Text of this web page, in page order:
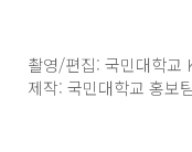
촬영/편집: 국민대학
제작: 국민대학교 홍보